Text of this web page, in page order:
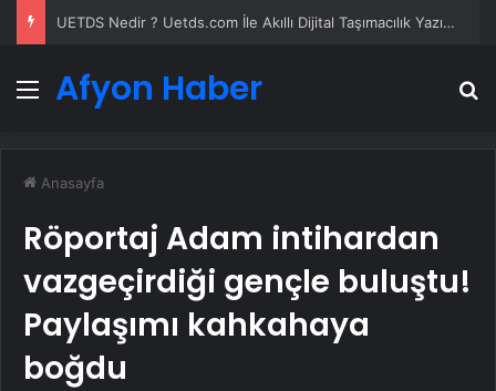
UETDS Nedir ? Uetds.com İle Akıllı Dijital Taşımacılık Yazılımı
Menü
Afyon Haber
Anasayfa
Röportaj Adam intihardan
vazgeçirdiği gençle buluştu!
Paylaşımı kahkahaya
boğdu